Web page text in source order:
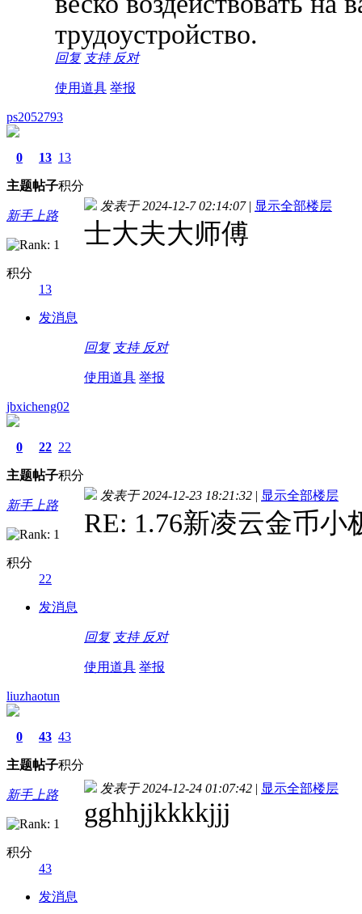
трудоустройство.
回复 支持 反对
使用道具 举报
ps2052793
0
主题
13
帖子
13
积分
新手上路
积分
13
发消息
发表于 2024-12-7 02:14:07 | 显示全部楼层
士大夫大师傅
回复 支持 反对
使用道具 举报
jbxicheng02
0
主题
22
帖子
22
积分
新手上路
积分
22
发消息
发表于 2024-12-23 18:21:32 | 显示全部楼层
RE: 1.76新凌云金币
回复 支持 反对
使用道具 举报
liuzhaotun
0
主题
43
帖子
43
积分
新手上路
积分
43
发消息
发表于 2024-12-24 01:07:42 | 显示全部楼层
gghhjjkkkkjjj